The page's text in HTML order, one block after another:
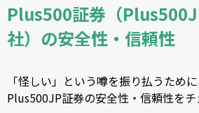
Plus500証券（
社）の安全性・信頼性
「怪しい」という噂を振り払うため
Plus500JP証券の安全性・信頼性をチ